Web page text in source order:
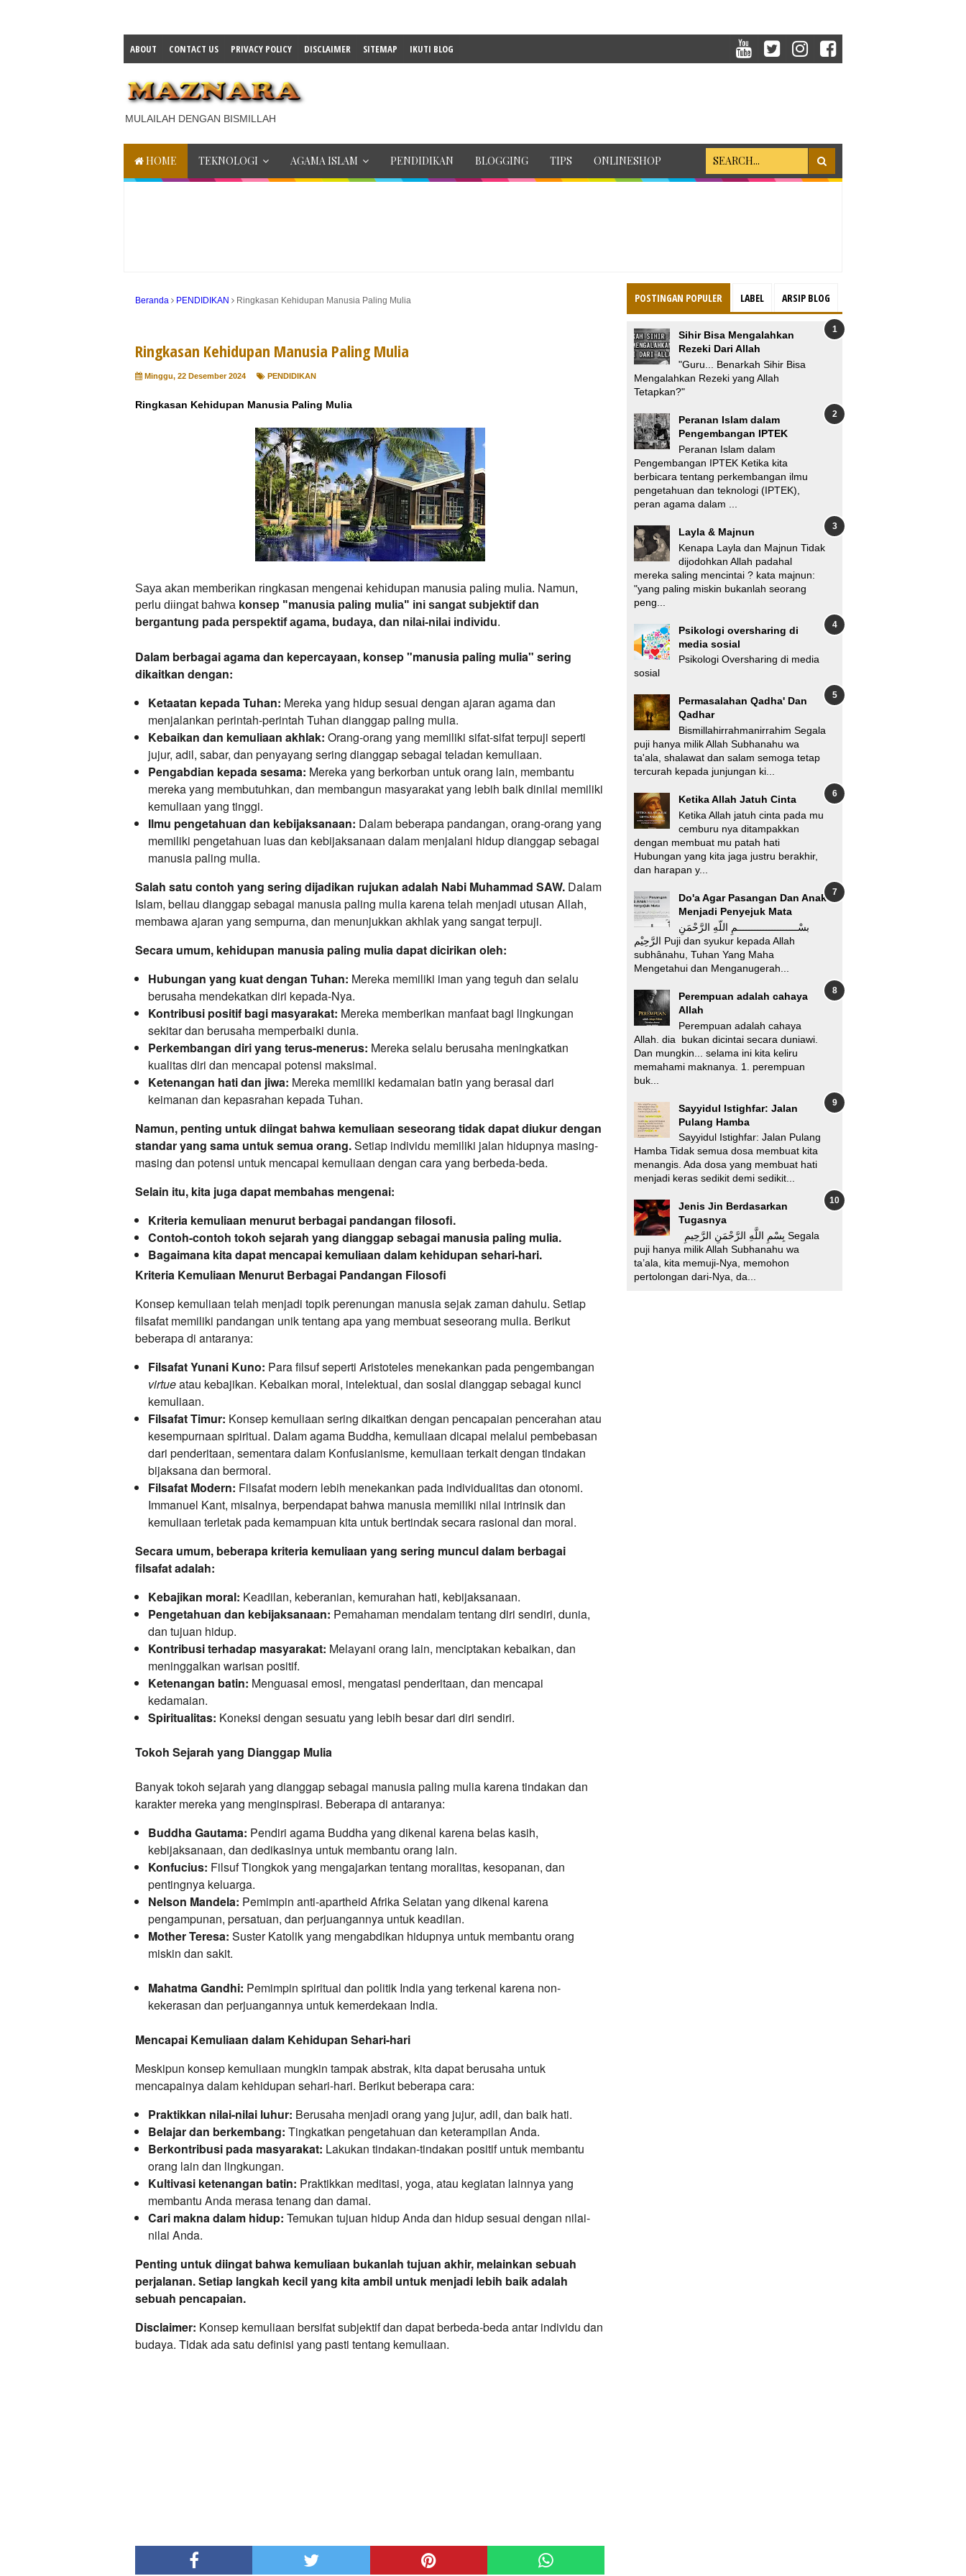
ABOUT CONTACT US PRIVACY POLICY DISCLAIMER SITEMAP IKUTI BLOG
MULAILAH DENGAN BISMILLAH
HOME TEKNOLOGI AGAMA ISLAM PENDIDIKAN BLOGGING TIPS ONLINESHOP
Beranda PENDIDIKAN Ringkasan Kehidupan Manusia Paling Mulia
Ringkasan Kehidupan Manusia Paling Mulia
Minggu, 22 Desember 2024 PENDIDIKAN
Ringkasan Kehidupan Manusia Paling Mulia
Saya akan memberikan ringkasan mengenai kehidupan manusia paling mulia. Namun,
perlu diingat bahwa konsep "manusia paling mulia" ini sangat subjektif dan
bergantung pada perspektif agama, budaya, dan nilai-nilai individu.
Dalam berbagai agama dan kepercayaan, konsep "manusia paling mulia" sering
dikaitkan dengan:
Ketaatan kepada Tuhan: Mereka yang hidup sesuai dengan ajaran agama dan
menjalankan perintah-perintah Tuhan dianggap paling mulia.
Kebaikan dan kemuliaan akhlak: Orang-orang yang memiliki sifat-sifat terpuji seperti
jujur, adil, sabar, dan penyayang sering dianggap sebagai teladan kemuliaan.
Pengabdian kepada sesama: Mereka yang berkorban untuk orang lain, membantu
mereka yang membutuhkan, dan membangun masyarakat yang lebih baik dinilai memiliki
kemuliaan yang tinggi.
Ilmu pengetahuan dan kebijaksanaan: Dalam beberapa pandangan, orang-orang yang
memiliki pengetahuan luas dan kebijaksanaan dalam menjalani hidup dianggap sebagai
manusia paling mulia.
Salah satu contoh yang sering dijadikan rujukan adalah Nabi Muhammad SAW. Dalam
Islam, beliau dianggap sebagai manusia paling mulia karena telah menjadi utusan Allah,
membawa ajaran yang sempurna, dan menunjukkan akhlak yang sangat terpuji.
Secara umum, kehidupan manusia paling mulia dapat dicirikan oleh:
Hubungan yang kuat dengan Tuhan: Mereka memiliki iman yang teguh dan selalu
berusaha mendekatkan diri kepada-Nya.
Kontribusi positif bagi masyarakat: Mereka memberikan manfaat bagi lingkungan
sekitar dan berusaha memperbaiki dunia.
Perkembangan diri yang terus-menerus: Mereka selalu berusaha meningkatkan
kualitas diri dan mencapai potensi maksimal.
Ketenangan hati dan jiwa: Mereka memiliki kedamaian batin yang berasal dari
keimanan dan kepasrahan kepada Tuhan.
Namun, penting untuk diingat bahwa kemuliaan seseorang tidak dapat diukur dengan
standar yang sama untuk semua orang.Setiap individu memiliki jalan hidupnya masing-
masing dan potensi untuk mencapai kemuliaan dengan cara yang berbeda-beda.
Selain itu, kita juga dapat membahas mengenai:
Kriteria kemuliaan menurut berbagai pandangan filosofi.
Contoh-contoh tokoh sejarah yang dianggap sebagai manusia paling mulia.
Bagaimana kita dapat mencapai kemuliaan dalam kehidupan sehari-hari.
Kriteria Kemuliaan Menurut Berbagai Pandangan Filosofi
Konsep kemuliaan telah menjadi topik perenungan manusia sejak zaman dahulu. Setiap
filsafat memiliki pandangan unik tentang apa yang membuat seseorang mulia. Berikut
beberapa di antaranya:
Filsafat Yunani Kuno: Para filsuf seperti Aristoteles menekankan pada pengembangan
virtueatau kebajikan. Kebaikan moral, intelektual, dan sosial dianggap sebagai kunci
kemuliaan.
Filsafat Timur: Konsep kemuliaan sering dikaitkan dengan pencapaian pencerahan atau
kesempurnaan spiritual. Dalam agama Buddha, kemuliaan dicapai melalui pembebasan
dari penderitaan, sementara dalam Konfusianisme, kemuliaan terkait dengan tindakan
bijaksana dan bermoral.
Filsafat Modern: Filsafat modern lebih menekankan pada individualitas dan otonomi.
Immanuel Kant, misalnya, berpendapat bahwa manusia memiliki nilai intrinsik dan
kemuliaan terletak pada kemampuan kita untuk bertindak secara rasional dan moral.
Secara umum, beberapa kriteria kemuliaan yang sering muncul dalam berbagai
filsafat adalah:
Kebajikan moral: Keadilan, keberanian, kemurahan hati, kebijaksanaan.
Pengetahuan dan kebijaksanaan: Pemahaman mendalam tentang diri sendiri, dunia,
dan tujuan hidup.
Kontribusi terhadap masyarakat: Melayani orang lain, menciptakan kebaikan, dan
meninggalkan warisan positif.
Ketenangan batin: Menguasai emosi, mengatasi penderitaan, dan mencapai
kedamaian.
Spiritualitas: Koneksi dengan sesuatu yang lebih besar dari diri sendiri.
Tokoh Sejarah yang Dianggap Mulia
Banyak tokoh sejarah yang dianggap sebagai manusia paling mulia karena tindakan dan
karakter mereka yang menginspirasi. Beberapa di antaranya:
Buddha Gautama: Pendiri agama Buddha yang dikenal karena belas kasih,
kebijaksanaan, dan dedikasinya untuk membantu orang lain.
Konfucius: Filsuf Tiongkok yang mengajarkan tentang moralitas, kesopanan, dan
pentingnya keluarga.
Nelson Mandela: Pemimpin anti-apartheid Afrika Selatan yang dikenal karena
pengampunan, persatuan, dan perjuangannya untuk keadilan.
Mother Teresa: Suster Katolik yang mengabdikan hidupnya untuk membantu orang
miskin dan sakit.
Mahatma Gandhi: Pemimpin spiritual dan politik India yang terkenal karena non-
kekerasan dan perjuangannya untuk kemerdekaan India.
Mencapai Kemuliaan dalam Kehidupan Sehari-hari
Meskipun konsep kemuliaan mungkin tampak abstrak, kita dapat berusaha untuk
mencapainya dalam kehidupan sehari-hari. Berikut beberapa cara:
Praktikkan nilai-nilai luhur: Berusaha menjadi orang yang jujur, adil, dan baik hati.
Belajar dan berkembang: Tingkatkan pengetahuan dan keterampilan Anda.
Berkontribusi pada masyarakat: Lakukan tindakan-tindakan positif untuk membantu
orang lain dan lingkungan.
Kultivasi ketenangan batin: Praktikkan meditasi, yoga, atau kegiatan lainnya yang
membantu Anda merasa tenang dan damai.
Cari makna dalam hidup: Temukan tujuan hidup Anda dan hidup sesuai dengan nilai-
nilai Anda.
Penting untuk diingat bahwa kemuliaan bukanlah tujuan akhir, melainkan sebuah
perjalanan. Setiap langkah kecil yang kita ambil untuk menjadi lebih baik adalah
sebuah pencapaian.
Disclaimer: Konsep kemuliaan bersifat subjektif dan dapat berbeda-beda antar individu dan
budaya. Tidak ada satu definisi yang pasti tentang kemuliaan.
POSTINGAN POPULER LABEL ARSIP BLOG
Sihir Bisa Mengalahkan
Rezeki Dari Allah
"Guru... Benarkah Sihir Bisa
Mengalahkan Rezeki yang Allah
Tetapkan?"
Peranan Islam dalam
Pengembangan IPTEK
Peranan Islam dalam
Pengembangan IPTEK Ketika kita
berbicara tentang perkembangan ilmu
pengetahuan dan teknologi (IPTEK),
peran agama dalam ...
Layla & Majnun
Kenapa Layla dan Majnun Tidak
dijodohkan Allah padahal
mereka saling mencintai ? kata majnun:
"yang paling miskin bukanlah seorang
peng...
Psikologi oversharing di
media sosial
Psikologi Oversharing di media
sosial
Permasalahan Qadha' Dan
Qadhar
Bismillahirrahmanirrahim Segala
puji hanya milik Allah Subhanahu wa
ta'ala, shalawat dan salam semoga tetap
tercurah kepada junjungan ki...
Ketika Allah Jatuh Cinta
Ketika Allah jatuh cinta pada mu
cemburu nya ditampakkan
dengan membuat mu patah hati
Hubungan yang kita jaga justru berakhir,
dan harapan y...
Do'a Agar Pasangan Dan Anak
Menjadi Penyejuk Mata
بسْـــــــــــــــــــــمِ اللّهِ الرَّحْمَنِ
الرَّحِيْم Puji dan syukur kepada Allah
subhânahu, Tuhan Yang Maha
Mengetahui dan Menganugerah...
Perempuan adalah cahaya
Allah
Perempuan adalah cahaya
Allah. dia bukan dicintai secara duniawi.
Dan mungkin... selama ini kita keliru
memahami maknanya. 1. perempuan
buk...
Sayyidul Istighfar: Jalan
Pulang Hamba
Sayyidul Istighfar: Jalan Pulang
Hamba Tidak semua dosa membuat kita
menangis. Ada dosa yang membuat hati
menjadi keras sedikit demi sedikit...
Jenis Jin Berdasarkan
Tugasnya
puji hanya milik Allah Subhanahu wa
ta’ala, kita memuji-Nya, memohon
pertolongan dari-Nya, da...